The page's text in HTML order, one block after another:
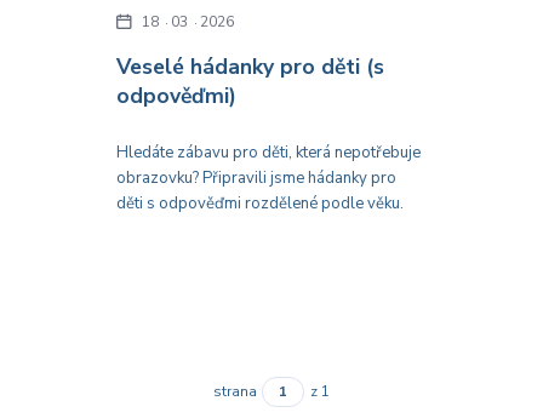
Veselé hádanky pro děti (s
odpověďmi)
18 03 2026
Hledáte zábavu pro děti, která nepotřebuje
obrazovku? Připravili jsme hádanky pro
děti s odpověďmi rozdělené podle věku.
strana z 1